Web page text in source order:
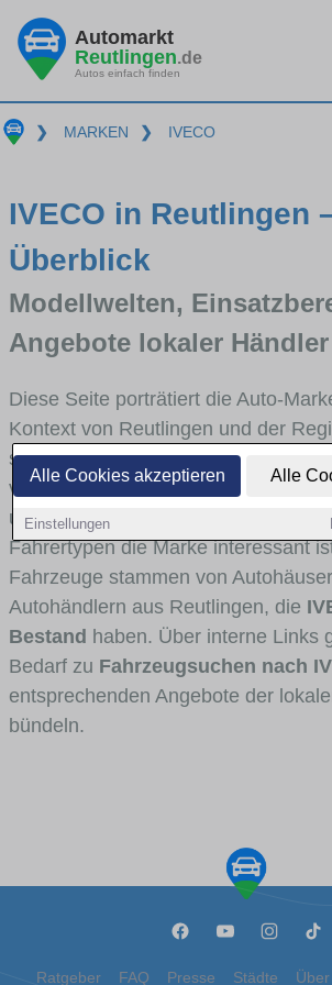
Alle Cookies akzeptieren Alle
Einstellungen
Automarkt
Reutlingen.de
Autos einfach finden
❯ MARKEN ❯ IVECO
IVECO in Reutlingen
Überblick
Modellwelten,
Angebote lokaler Händler
Diese Seite porträtiert die Auto-
Kontext von Reutlingen und der
skizzieren, in welchen
vertreten ist, welche Modellreihen
und Umlandverkehr zu sehen sind
Fahrertypen die Marke interessant
Fahrzeuge stammen von
Autohändlern aus Reutlingen, die
Bestand haben. Über interne Links
Bedarf zu Fahrzeugsuchen nach
entsprechenden Angebote der
bündeln.
Ratgeber FAQ Presse Städte